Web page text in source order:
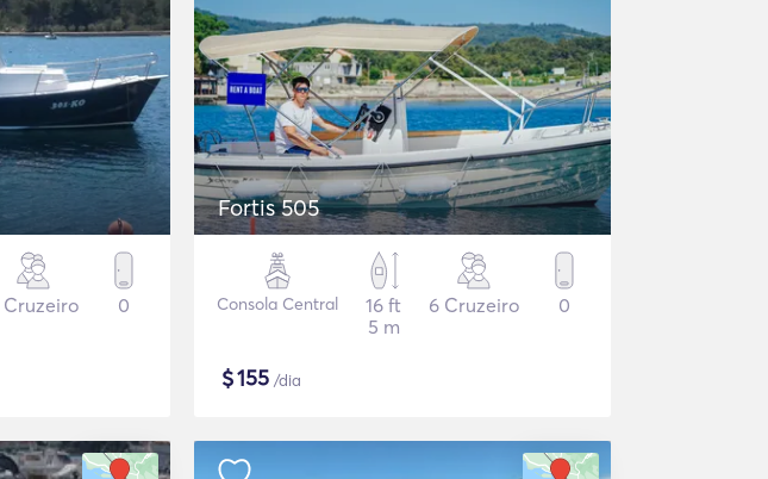
Cruzeiro 0
Fortis 505
Consola Central
16 ft
5 m
6 Cruzeiro 0
$155 /dia